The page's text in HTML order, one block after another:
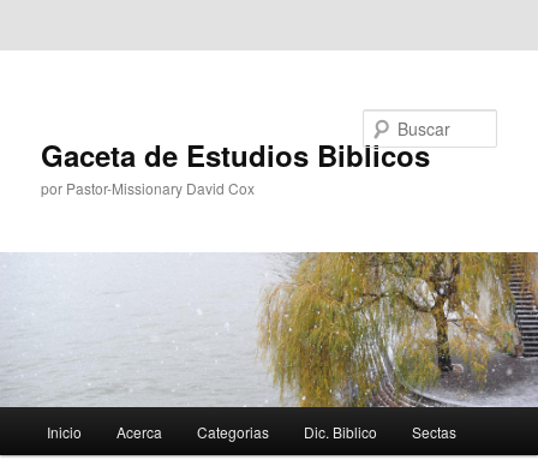
Gaceta de Estudios Biblicos
por Pastor-Missionary David Cox
principal
Inicio Acerca Categorias Dic. Biblico Sectas